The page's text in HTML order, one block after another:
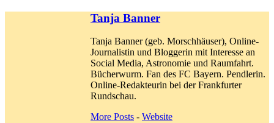
Tanja Banner
Tanja Banner (geb. Morschhäuser), Online-
Journalistin und Bloggerin mit Interesse an
Social Media, Astronomie und Raumfahrt.
Bücherwurm. Fan des FC Bayern. Pendlerin.
Online-Redakteurin bei der Frankfurter
Rundschau.
More Posts - Website